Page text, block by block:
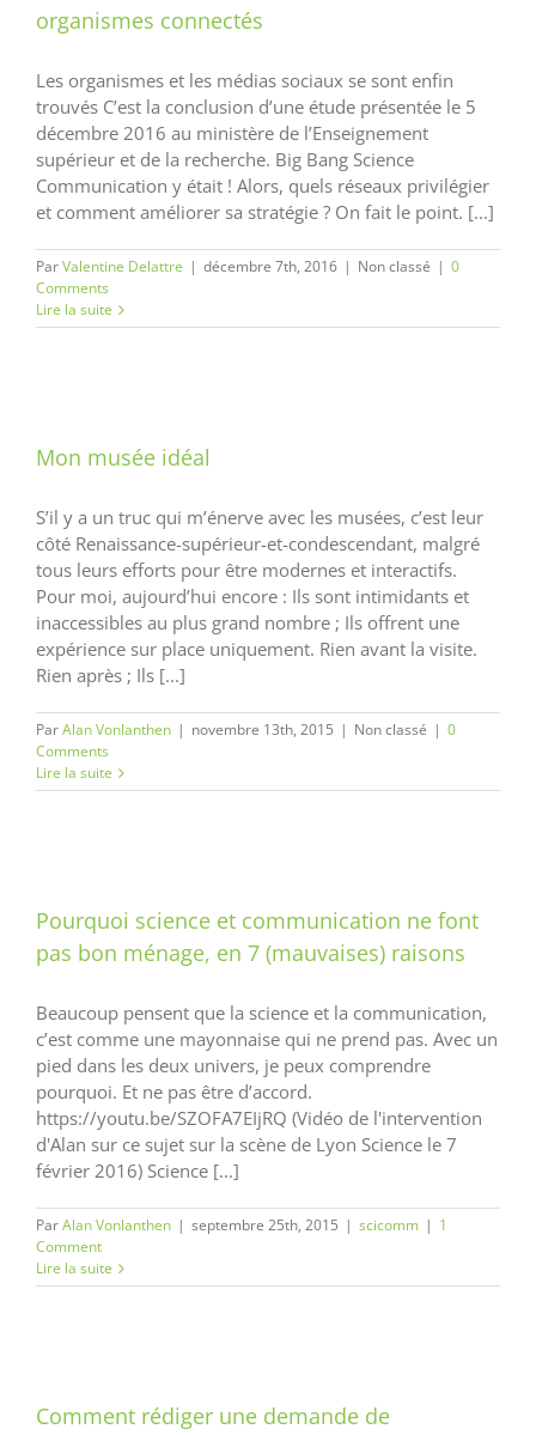
organismes connectés
Les organismes et les médias sociaux se sont enfin
trouvés C’est la conclusion d’une étude présentée le 5
décembre 2016 au ministère de l’Enseignement
supérieur et de la recherche. Big Bang Science
Communication y était ! Alors, quels réseaux privilégier
et comment améliorer sa stratégie ? On fait le point. [...]
ParValentine Delattre | décembre 7th, 2016 | Non classé | 0
Comments
Lire la suite
Mon musée idéal
S’il y a un truc qui m’énerve avec les musées, c’est leur
côté Renaissance-supérieur-et-condescendant, malgré
tous leurs efforts pour être modernes et interactifs.
Pour moi, aujourd’hui encore : Ils sont intimidants et
inaccessibles au plus grand nombre ; Ils offrent une
expérience sur place uniquement. Rien avant la visite.
Rien après ; Ils [...]
ParAlan Vonlanthen | novembre 13th, 2015 | Non classé | 0
Comments
Lire la suite
Pourquoi science et communication ne font
pas bon ménage, en 7 (mauvaises) raisons
Beaucoup pensent que la science et la communication,
c’est comme une mayonnaise qui ne prend pas. Avec un
pied dans les deux univers, je peux comprendre
pourquoi. Et ne pas être d’accord.
https://youtu.be/SZOFA7EIjRQ (Vidéo de l'intervention
d'Alan sur ce sujet sur la scène de Lyon Science le 7
février 2016) Science [...]
ParAlan Vonlanthen | septembre 25th, 2015 | scicomm | 1
Comment
Lire la suite
Comment rédiger une demande de